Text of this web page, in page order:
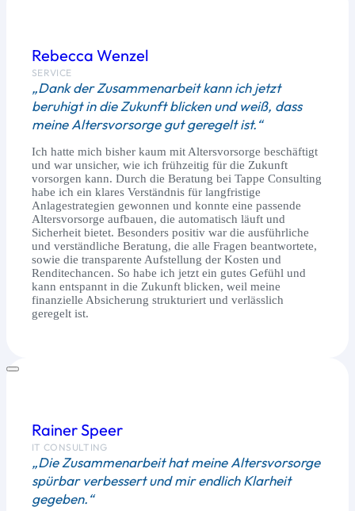
Rebecca Wenzel
SERVICE
„Dank der Zusammenarbeit kann ich jetzt
beruhigt in die Zukunft blicken und weiß, dass
meine Altersvorsorge gut geregelt ist.“
Ich hatte mich bisher kaum mit Altersvorsorge beschäftigt
und war unsicher, wie ich frühzeitig für die Zukunft
vorsorgen kann. Durch die Beratung bei Tappe Consulting
habe ich ein klares Verständnis für langfristige
Anlagestrategien gewonnen und konnte eine passende
Altersvorsorge aufbauen, die automatisch läuft und
Sicherheit bietet. Besonders positiv war die ausführliche
und verständliche Beratung, die alle Fragen beantwortete,
sowie die transparente Aufstellung der Kosten und
Renditechancen. So habe ich jetzt ein gutes Gefühl und
kann entspannt in die Zukunft blicken, weil meine
finanzielle Absicherung strukturiert und verlässlich
geregelt ist.
Rainer Speer
IT CONSULTING
„Die Zusammenarbeit hat meine Altersvorsorge
spürbar verbessert und mir endlich Klarheit
gegeben.“